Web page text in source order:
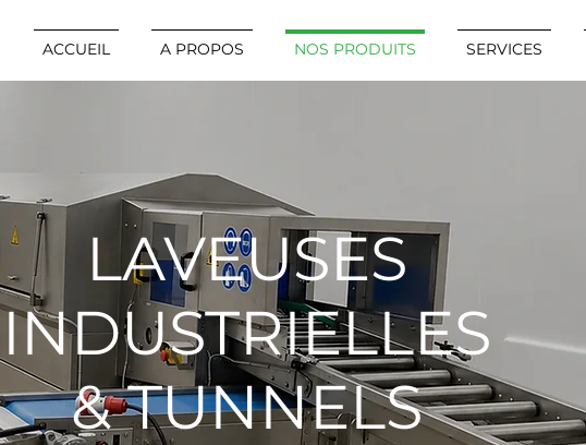
ACCUEIL A PROPOS NOS PRODUITS SERVICES
LAVEUSES
INDUSTRIELLES
& TUNNELS